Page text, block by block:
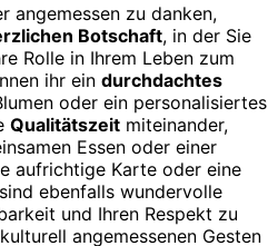
angemessen zu danken,
Botschaft, in der Sie
Rolle in Ihrem Leben zum
ihr ein durchdachtes
oder ein personalisiertes
Qualitätszeit miteinander,
Essen oder einer
aufrichtige Karte oder eine
ebenfalls wundervolle
und Ihren Respekt zu
angemessenen Gesten